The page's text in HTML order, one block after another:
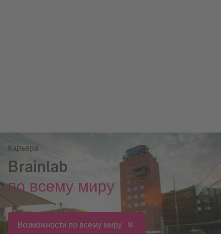
Карьера
Brainlab
по всему миру
Возможности по всему миру